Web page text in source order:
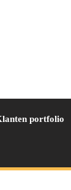
portfolio